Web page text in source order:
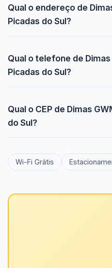
Qual o endereço de
Picadas do Sul?
Qual o telefone de Dimas
Picadas do Sul?
Qual o CEP de Dimas
do Sul?
Wi-Fi Grátis